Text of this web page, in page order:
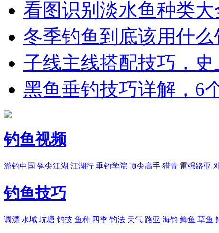
看图识别淡水鱼种类大
冬季钓鱼到底该用什
子线主线搭配技巧，
黑鱼垂钓技巧详解，6
钓鱼视频
游钓中国 钩尖江湖 江湖行 垂钓学院 顶尖高手 猎青 雷强路亚
钓鱼技巧
调漂 水域 坑塘 钓技 鱼种 四季 钓法 天气 路亚 海钓 鲫鱼 草鱼